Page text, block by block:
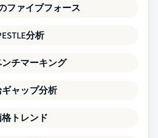
ファイブフォース
分析
チマーキング
ギャップ分析
トレンド